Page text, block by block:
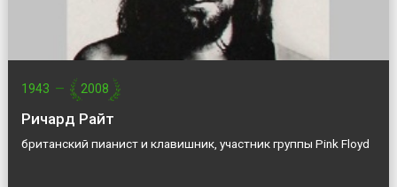
1943 — 2008
Ричард Райт
британский пианист и клавишник, участник группы Pink Floyd